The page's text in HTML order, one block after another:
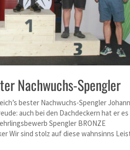
Nachwuchs-Spengler
bester Nachwuchs-Spengler
auch bei den Dachdeckern hat er es
Spengler BRONZE
Wir sind stolz auf diese wahnsinns